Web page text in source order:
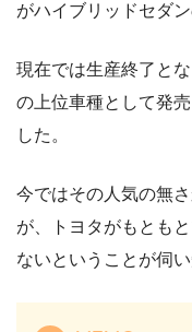
がハイブリッドセダン
現在では生産終了と
の上位車種として発
した。
今ではその人気の無
が、トヨタがもとも
ないということが伺